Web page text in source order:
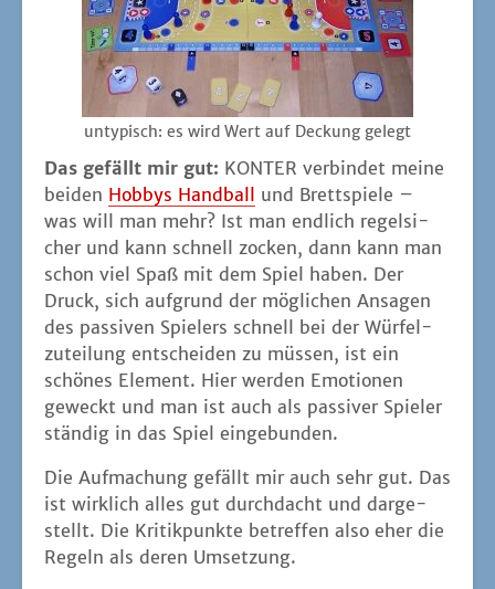
unty­pisch: es wird Wert auf Deckung gelegt
Das gefällt mir gut: KONTER ver­bin­det mei­ne
bei­den Hob­bys Hand­ball
und Brett­spie­le –
was will man mehr? Ist man end­lich regel­si­
cher und kann schnell zocken, dann kann man
schon viel Spaß mit dem Spiel haben. Der
Druck, sich auf­grund der mög­li­chen Ansa­gen
des pas­si­ven Spie­lers schnell bei der Wür­fel­
zu­tei­lung ent­schei­den zu müs­sen, ist ein
schö­nes Ele­ment. Hier wer­den Emo­tio­nen
geweckt und man ist auch als pas­si­ver Spie­ler
stän­dig in das Spiel eingebunden.
Die Auf­ma­chung gefällt mir auch sehr gut. Das
ist wirk­lich alles gut durch­dacht und dar­ge­
stellt. Die Kri­tik­punk­te betref­fen also eher die
Regeln als deren Umsetzung.